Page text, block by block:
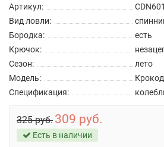
Артикул:
Вид ловли:
Бородка:
есть
Крючок:
Сезон:
лето
Модель:
Спецификация:
325 руб. 309 руб.
Есть в наличии